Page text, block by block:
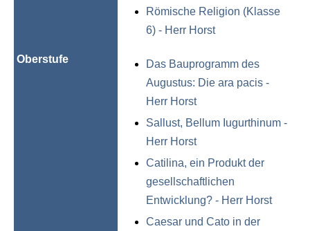
Römische Religion (Klasse
6) - Herr Horst
Oberstufe
Das Bauprogramm des
Augustus: Die ara pacis -
Herr Horst
Sallust, Bellum Iugurthinum -
Herr Horst
Catilina, ein Produkt der
gesellschaftlichen
Entwicklung? - Herr Horst
Caesar und Cato in der